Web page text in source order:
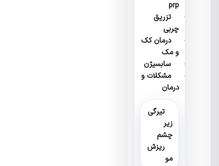
تزریق
چربی
درمان کک
و مک
سابسیژن
مشکلات و
درمان
تیرگی
چشم
ریزش